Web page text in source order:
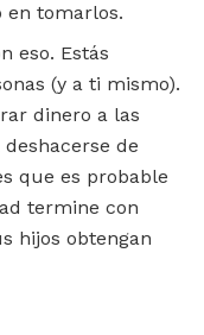
en tomarlos.
eso. Estás
(y a ti mismo).
dinero a las
de
que es probable
termine con
hijos obtengan